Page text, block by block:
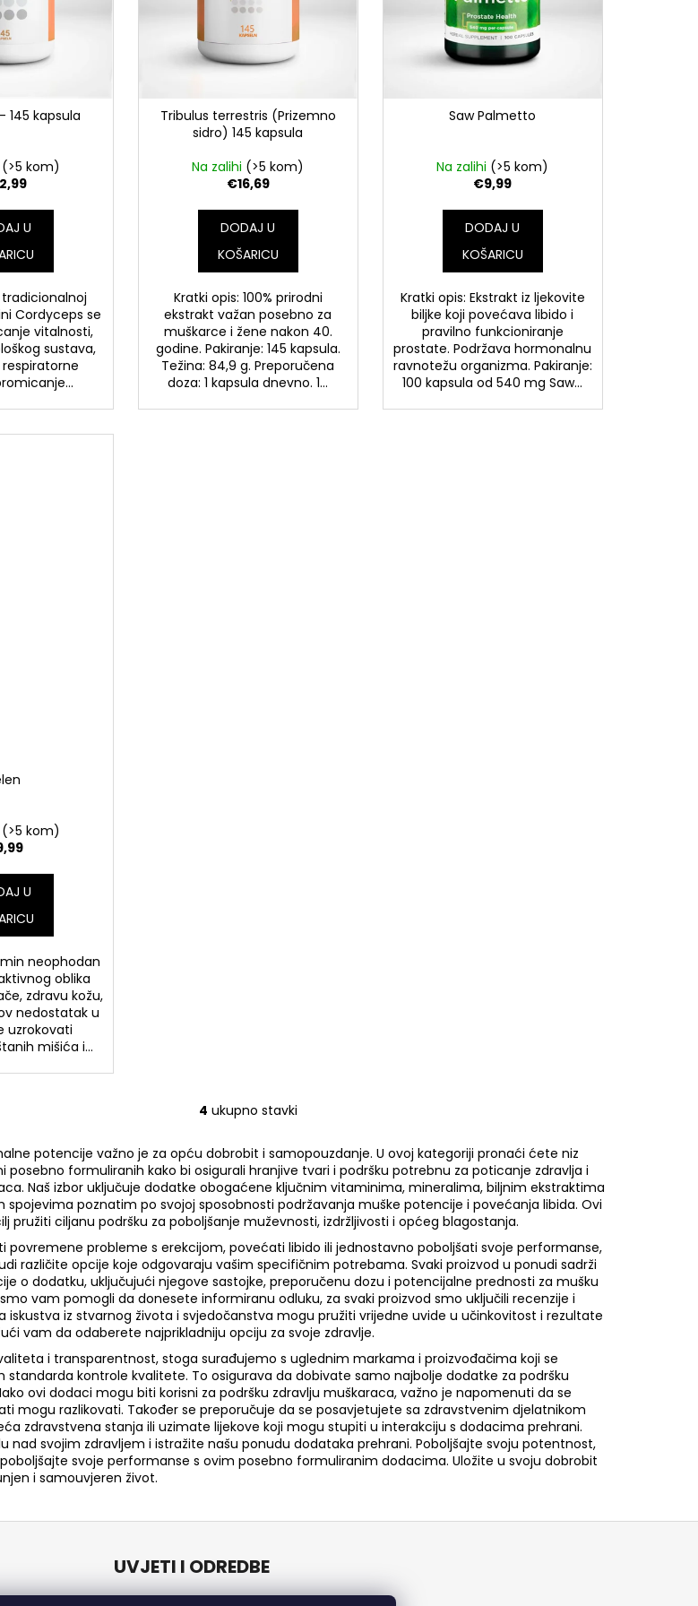
145 kapsula
(>5 kom)
U
tradicionalnoj
Cordyceps se
vitalnosti,
sustava,
Tribulus terrestris (Prizemno
sidro) 145 kapsula
Na zalihi (>5 kom)
€16,69
DODAJ U
KOŠARICU
Kratki opis: 100% prirodni
ekstrakt važan posebno za
muškarce i žene nakon 40.
godine. Pakiranje: 145 kapsula.
Težina: 84,9 g. Preporučena
doza: 1 kapsula dnevno. 1...
Saw Palmetto
Na zalihi (>5 kom)
€9,99
DODAJ U
KOŠARICU
Kratki opis: Ekstrakt iz ljekovite
biljke koji povećava libido i
pravilno funkcioniranje
prostate. Podržava hormonalnu
ravnotežu organizma. Pakiranje:
100 kapsula od 540 mg Saw...
(>5 kom)
U
neophodan
oblika
zdravu kožu,
nedostatak u
uzrokovati
mišića i...
K
n
t
r
o
e
l
i
s
t
a
n
j
a
4 ukupno stavki
potencije važno je za opću dobrobit i samopouzdanje. U ovoj kategoriji pronaći ćete niz
posebno formuliranih kako bi osigurali hranjive tvari i podršku potrebnu za poticanje zdravlja i
Naš izbor uključuje dodatke obogaćene ključnim vitaminima, mineralima, biljnim ekstraktima
spojevima poznatim po svojoj sposobnosti podržavanja muške potencije i povećanja libida. Ovi
pružiti ciljanu podršku za poboljšanje muževnosti, izdržljivosti i općeg blagostanja.
povremene probleme s erekcijom, povećati libido ili jednostavno poboljšati svoje performanse,
različite opcije koje odgovaraju vašim specifičnim potrebama. Svaki proizvod u ponudi sadrži
o dodatku, uključujući njegove sastojke, preporučenu dozu i potencijalne prednosti za mušku
vam pomogli da donesete informiranu odluku, za svaki proizvod smo uključili recenzije i
iskustva iz stvarnog života i svjedočanstva mogu pružiti vrijedne uvide u učinkovitost i rezultate
vam da odaberete najprikladniju opciju za svoje zdravlje.
i transparentnost, stoga surađujemo s uglednim markama i proizvođačima koji se
standarda kontrole kvalitete. To osigurava da dobivate samo najbolje dodatke za podršku
ovi dodaci mogu biti korisni za podršku zdravlju muškaraca, važno je napomenuti da se
mogu razlikovati. Također se preporučuje da se posavjetujete sa zdravstvenim djelatnikom
zdravstvena stanja ili uzimate lijekove koji mogu stupiti u interakciju s dodacima prehrani.
nad svojim zdravljem i istražite našu ponudu dodataka prehrani. Poboljšajte svoju potentnost,
svoje performanse s ovim posebno formuliranim dodacima. Uložite u svoju dobrobit
i samouvjeren život.
UVJETI I ODREDBE